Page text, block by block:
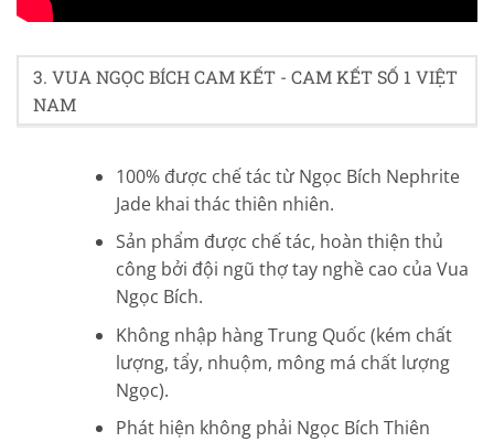
3. VUA NGỌC BÍCH CAM KẾT - CAM KẾT SỐ 1 VIỆT
NAM
100% được chế tác từ Ngọc Bích Nephrite
Jade khai thác thiên nhiên.
Sản phẩm được chế tác, hoàn thiện thủ
công bởi đội ngũ thợ tay nghề cao của Vua
Ngọc Bích.
Không nhập hàng Trung Quốc (kém chất
lượng, tẩy, nhuộm, mông má chất lượng
Ngọc).
Phát hiện không phải Ngọc Bích Thiên